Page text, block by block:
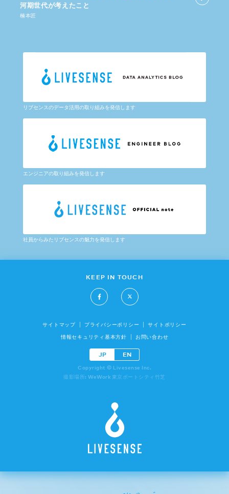
河期世代が​考えた​こと
楠本匠
リブセンスのデータ活用の取り組みを発信します
エンジニアの取り組みを発信します
社員からみたリブセンスの魅力を発信します
KEEP IN TOUCH
サイトマップ プライバシーポリシー サイトポリシー
情報セキュリティ基本方針 お問い合わせ
JP EN
Copyright © Livesense Inc.
撮影場所: WeWork 東京ポートシティ竹芝